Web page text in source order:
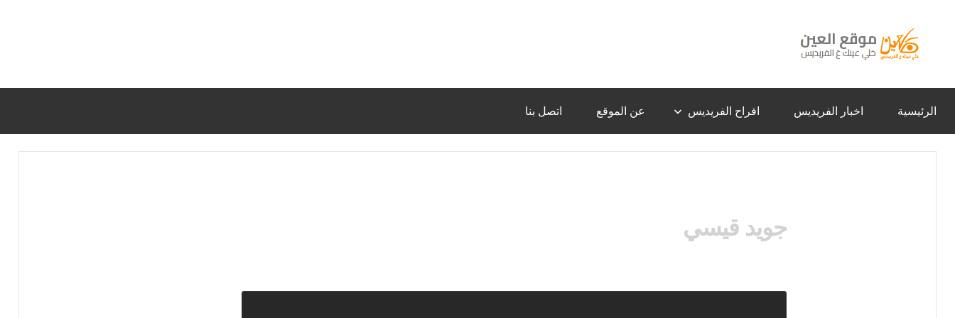
المحتوى
العين
–
عَ
الفريديس
الرئيسية اخبار الفريديس افراح الفريديس عن الموقع اتصل بنا
جويد قيسي